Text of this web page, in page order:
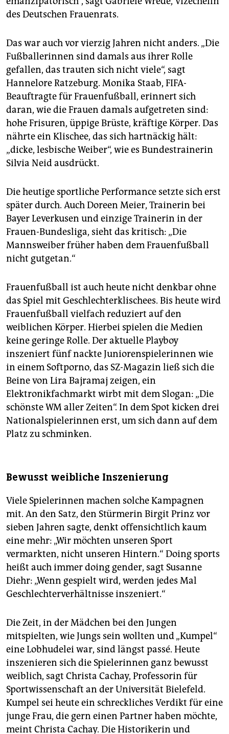
des Deutschen Frauenrats.
Das war auch vor vierzig Jahren nicht anders. „Die
Fußballerinnen sind damals aus ihrer Rolle
gefallen, das trauten sich nicht viele“, sagt
Hannelore Ratzeburg. Monika Staab, FIFA-
Beauftragte für Frauenfußball, erinnert sich
daran, wie die Frauen damals aufgetreten sind:
hohe Frisuren, üppige Brüste, kräftige Körper. Das
nährte ein Klischee, das sich hartnäckig hält:
„dicke, lesbische Weiber“, wie es Bundestrainerin
Silvia Neid ausdrückt.
Die heutige sportliche Performance setzte sich erst
später durch. Auch Doreen Meier, Trainerin bei
Bayer Leverkusen und einzige Trainerin in der
Frauen-Bundesliga, sieht das kritisch: „Die
Mannsweiber früher haben dem Frauenfußball
nicht gutgetan.“
Frauenfußball ist auch heute nicht denkbar ohne
das Spiel mit Geschlechterklischees. Bis heute wird
Frauenfußball vielfach reduziert auf den
weiblichen Körper. Hierbei spielen die Medien
keine geringe Rolle. Der aktuelle Playboy
inszeniert fünf nackte Juniorenspielerinnen wie
in einem Softporno, das SZ-Magazin ließ sich die
Beine von Lira Bajramaj zeigen, ein
Elektronikfachmarkt wirbt mit dem Slogan: „Die
schönste WM aller Zeiten“. In dem Spot kicken drei
Nationalspielerinnen erst, um sich dann auf dem
Platz zu schminken.
Bewusst weibliche Inszenierung
Viele Spielerinnen machen solche Kampagnen
mit. An den Satz, den Stürmerin Birgit Prinz vor
sieben Jahren sagte, denkt offensichtlich kaum
eine mehr: „Wir möchten unseren Sport
vermarkten, nicht unseren Hintern.“ Doing sports
heißt auch immer doing gender, sagt Susanne
Diehr: „Wenn gespielt wird, werden jedes Mal
Geschlechterverhältnisse inszeniert.“
Die Zeit, in der Mädchen bei den Jungen
mitspielten, wie Jungs sein wollten und „Kumpel“
eine Lobhudelei war, sind längst passé. Heute
inszenieren sich die Spielerinnen ganz bewusst
weiblich, sagt Christa Cachay, Professorin für
Sportwissenschaft an der Universität Bielefeld.
Kumpel sei heute ein schreckliches Verdikt für eine
junge Frau, die gern einen Partner haben möchte,
meint Christa Cachay. Die Historikerin und